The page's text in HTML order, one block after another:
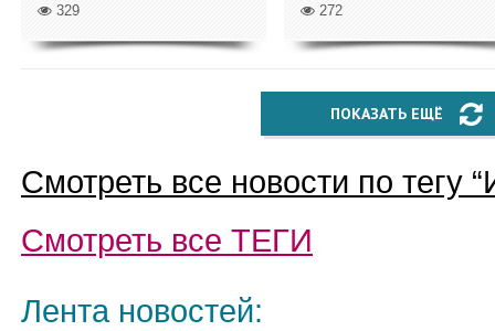
329 272
ПОКАЗАТЬ ЕЩЁ
Смотреть все новости по тегу “
Смотреть все ТЕГИ
Лента новостей: